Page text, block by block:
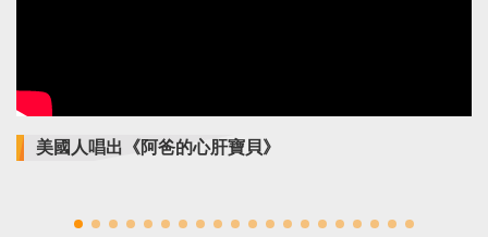
美國人唱出《阿爸的心肝寶貝》